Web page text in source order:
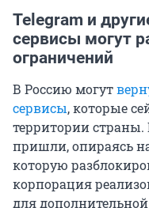
Telegram и
сервисы могут
ограничений
В Россию могут
сервисы, которые
территории
пришли, опираясь
которую
корпорация
для